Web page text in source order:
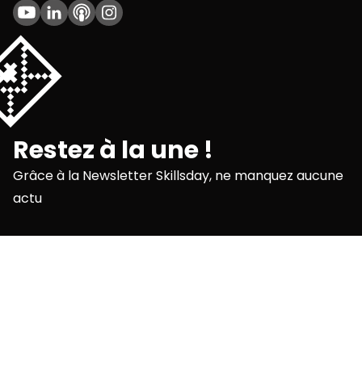
Restez à la une !
Grâce à la Newsletter Skillsday, ne manquez aucune
actu